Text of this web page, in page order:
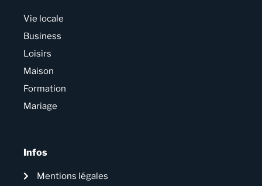
Vie locale
Business
Loisirs
Maison
Formation
Mariage
Infos
Mentions légales